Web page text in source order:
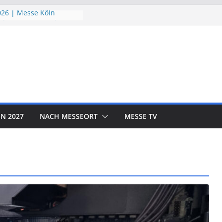
| Messe Köln
| Messe München
EXPO 2026 | Messe
2027 NACH MESSEORT MESSE TV